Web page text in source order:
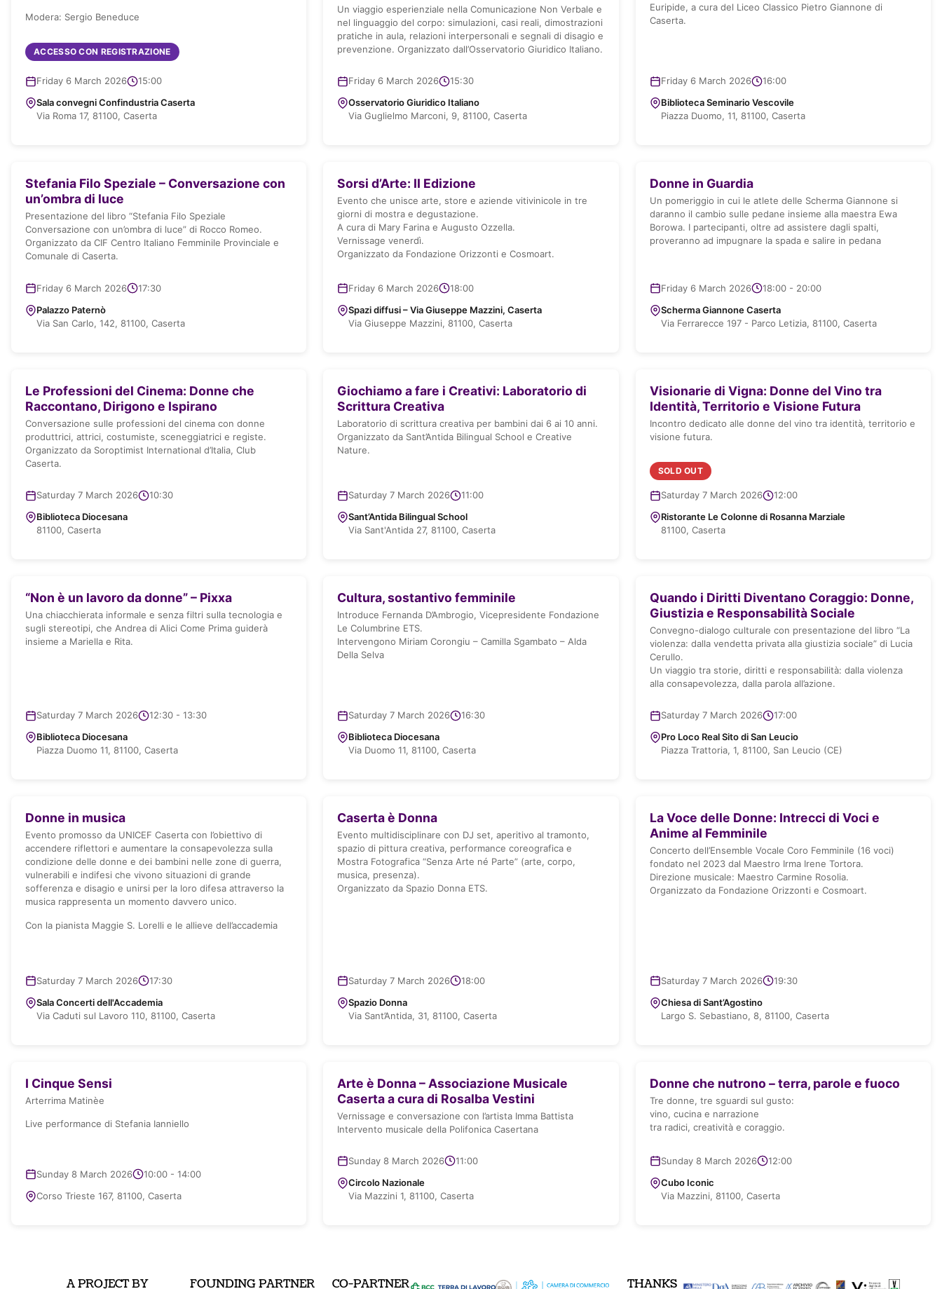
Modera: Sergio Beneduce
ACCESSO CON REGISTRAZIONE
Friday 6 March 2026
15:00
Sala convegni Confindustria Caserta
Via Roma 17, 81100, Caserta
Un viaggio esperienziale nella Comunicazione Non Verbale e
nel linguaggio del corpo: simulazioni, casi reali, dimostrazioni
pratiche in aula, relazioni interpersonali e segnali di disagio e
prevenzione. Organizzato dall’Osservatorio Giuridico Italiano.
Friday 6 March 2026
15:30
Osservatorio Giuridico Italiano
Via Guglielmo Marconi, 9, 81100, Caserta
Euripide, a cura del Liceo Classico Pietro Giannone di
Caserta.
Friday 6 March 2026
16:00
Biblioteca Seminario Vescovile
Piazza Duomo, 11, 81100, Caserta
Stefania Filo Speziale – Conversazione con
un’ombra di luce
Presentazione del libro “Stefania Filo Speziale
Conversazione con un’ombra di luce” di Rocco Romeo.
Organizzato da CIF Centro Italiano Femminile Provinciale e
Comunale di Caserta.
Friday 6 March 2026
17:30
Palazzo Paternò
Via San Carlo, 142, 81100, Caserta
Sorsi d’Arte: II Edizione
Evento che unisce arte, store e aziende vitivinicole in tre
giorni di mostra e degustazione.
A cura di Mary Farina e Augusto Ozzella.
Vernissage venerdì.
Organizzato da Fondazione Orizzonti e Cosmoart.
Friday 6 March 2026
18:00
Spazi diffusi – Via Giuseppe Mazzini, Caserta
Via Giuseppe Mazzini, 81100, Caserta
Donne in Guardia
Un pomeriggio in cui le atlete delle Scherma Giannone si
daranno il cambio sulle pedane insieme alla maestra Ewa
Borowa. I partecipanti, oltre ad assistere dagli spalti,
proveranno ad impugnare la spada e salire in pedana
Friday 6 March 2026
18:00 - 20:00
Scherma Giannone Caserta
Via Ferrarecce 197 - Parco Letizia, 81100, Caserta
Le Professioni del Cinema: Donne che
Raccontano, Dirigono e Ispirano
Conversazione sulle professioni del cinema con donne
produttrici, attrici, costumiste, sceneggiatrici e registe.
Organizzato da Soroptimist International d’Italia, Club
Caserta.
Saturday 7 March 2026
10:30
Biblioteca Diocesana
81100, Caserta
Giochiamo a fare i Creativi: Laboratorio di
Scrittura Creativa
Laboratorio di scrittura creativa per bambini dai 6 ai 10 anni.
Organizzato da Sant’Antida Bilingual School e Creative
Nature.
Saturday 7 March 2026
11:00
Sant’Antida Bilingual School
Via Sant'Antida 27, 81100, Caserta
Visionarie di Vigna: Donne del Vino tra
Identità, Territorio e Visione Futura
Incontro dedicato alle donne del vino tra identità, territorio e
visione futura.
SOLD OUT
Saturday 7 March 2026
12:00
Ristorante Le Colonne di Rosanna Marziale
81100, Caserta
“Non è un lavoro da donne” – Pixxa
Una chiacchierata informale e senza filtri sulla tecnologia e
sugli stereotipi, che Andrea di Alici Come Prima guiderà
insieme a Mariella e Rita.
Saturday 7 March 2026
12:30 - 13:30
Biblioteca Diocesana
Piazza Duomo 11, 81100, Caserta
Cultura, sostantivo femminile
Introduce Fernanda D’Ambrogio, Vicepresidente Fondazione
Le Columbrine ETS.
Intervengono Miriam Corongiu – Camilla Sgambato – Alda
Della Selva
Saturday 7 March 2026
16:30
Biblioteca Diocesana
Via Duomo 11, 81100, Caserta
Quando i Diritti Diventano Coraggio: Donne,
Giustizia e Responsabilità Sociale
Convegno-dialogo culturale con presentazione del libro “La
violenza: dalla vendetta privata alla giustizia sociale” di Lucia
Cerullo.
Un viaggio tra storie, diritti e responsabilità: dalla violenza
alla consapevolezza, dalla parola all’azione.
Saturday 7 March 2026
17:00
Pro Loco Real Sito di San Leucio
Piazza Trattoria, 1, 81100, San Leucio (CE)
Donne in musica
Evento promosso da UNICEF Caserta con l’obiettivo di
accendere riflettori e aumentare la consapevolezza sulla
condizione delle donne e dei bambini nelle zone di guerra,
vulnerabili e indifesi che vivono situazioni di grande
sofferenza e disagio e unirsi per la loro difesa attraverso la
musica rappresenta un momento davvero unico.
Con la pianista Maggie S. Lorelli e le allieve dell’accademia
Saturday 7 March 2026
17:30
Sala Concerti dell'Accademia
Via Caduti sul Lavoro 110, 81100, Caserta
Caserta è Donna
Evento multidisciplinare con DJ set, aperitivo al tramonto,
spazio di pittura creativa, performance coreografica e
Mostra Fotografica “Senza Arte né Parte” (arte, corpo,
musica, presenza).
Organizzato da Spazio Donna ETS.
Saturday 7 March 2026
18:00
Spazio Donna
Via Sant’Antida, 31, 81100, Caserta
La Voce delle Donne: Intrecci di Voci e
Anime al Femminile
Concerto dell’Ensemble Vocale Coro Femminile (16 voci)
fondato nel 2023 dal Maestro Irma Irene Tortora.
Direzione musicale: Maestro Carmine Rosolia.
Organizzato da Fondazione Orizzonti e Cosmoart.
Saturday 7 March 2026
19:30
Chiesa di Sant’Agostino
Largo S. Sebastiano, 8, 81100, Caserta
I Cinque Sensi
Arterrima Matinèe
Live performance di Stefania Ianniello
Sunday 8 March 2026
10:00 - 14:00
Corso Trieste 167, 81100, Caserta
Arte è Donna – Associazione Musicale
Caserta a cura di Rosalba Vestini
Vernissage e conversazione con l’artista Imma Battista
Intervento musicale della Polifonica Casertana
Sunday 8 March 2026
11:00
Circolo Nazionale
Via Mazzini 1, 81100, Caserta
Donne che nutrono – terra, parole e fuoco
Tre donne, tre sguardi sul gusto:
vino, cucina e narrazione
tra radici, creatività e coraggio.
Sunday 8 March 2026
12:00
Cubo Iconic
Via Mazzini, 81100, Caserta
A PROJECT BY FOUNDING PARTNER CO-PARTNER THANKS
Resta aggiornato su cosa accadrà a Caserta La Città delle
Donne